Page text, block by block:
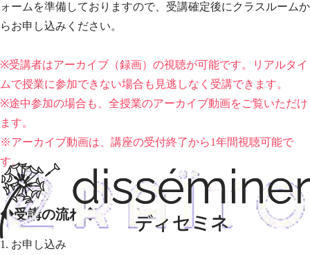
ォームを準備しておりますので、受講確定後にクラスルームか
らお申し込みください。
※受講者はアーカイブ（録画）の視聴が可能です。リアルタイ
ムで授業に参加できない場合も見逃しなく受講できます。
※途中参加の場合も、全授業のアーカイブ動画をご覧いただけ
ます。
※アーカイブ動画は、講座の受付終了から1年間視聴可能で
す。
◆受講の流れ◆
1. お申し込み